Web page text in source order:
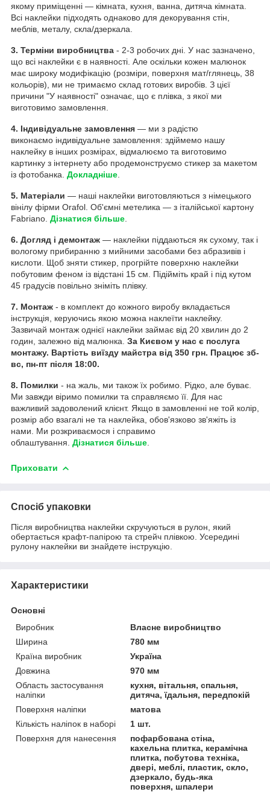
якому приміщенні — кімната, кухня, ванна, дитяча кімната.
Всі наклейки підходять однаково для декорування стін,
меблів, металу, скла/дзеркала.
3. Терміни виробництва - 2-3 робочих дні. У нас зазначено,
що всі наклейки є в наявності. Але оскільки кожен малюнок
має широку модифікацію (розміри, поверхня мат/глянець, 38
кольорів), ми не тримаємо склад готових виробів. З цієї
причини "У наявності" означає, що є плівка, з якої ми
виготовимо замовлення.
4. Індивідуальне замовлення — ми з радістю
виконаємо індивідуальне замовлення: здіймемо нашу
наклейку в інших розмірах, відмалюємо та виготовимо
картинку з інтернету або продемонструємо стикер за макетом
із фотобанка. Докладніше
5. Матеріали — наші наклейки виготовляються з німецького
вінілу фірми Orafol. Об'ємні метелика — з італійської картону
Fabriano. Дізнатися більше
6. Догляд і демонтаж — наклейки піддаються як сухому, так і
вологому прибиранню з мийними засобами без абразивів і
кислоти. Щоб зняти стикер, прогрійте поверхню наклейки
побутовим феном із відстані 15 см. Підійміть край і під кутом
45 градусів повільно зніміть плівку.
7. Монтаж - в комплект до кожного виробу вкладається
інструкція, керуючись якою можна наклеїти наклейку.
Зазвичай монтаж однієї наклейки займає від 20 хвилин до 2
годин, залежно від малюнка. За Києвом у нас є послуга
монтажу. Вартість виїзду майстра від 350 грн. Працює зб-
вс, пн-пт після 18:00.
8. Помилки - на жаль, ми також їх робимо. Рідко, але буває.
Ми завжди віримо помилки та справляємо її. Для нас
важливий задоволений клієнт. Якщо в замовленні не той колір,
розмір або взагалі не та наклейка, обов'язково зв'яжіть із
нами. Ми розкриваємося і справимо
облаштування. Дізнатися більше
Приховати
Спосіб упаковки
Після виробництва наклейки скручуються в рулон, який
обертається крафт-папірою та стрейч плівкою. Усередині
рулону наклейки ви знайдете інструкцію.
Характеристики
Основні
Виробник
Власне виробництво
Ширина
780 мм
Країна виробник
Україна
Довжина
970 мм
Область застосування
наліпки
кухня, вітальня, спальня,
дитяча, їдальня, передпокій
Поверхня наліпки
матова
Кількість наліпок в наборі
1 шт.
Поверхня для нанесення
пофарбована стіна,
кахельна плитка, керамічна
плитка, побутова техніка,
двері, меблі, пластик, скло,
дзеркало, будь-яка
поверхня, шпалери